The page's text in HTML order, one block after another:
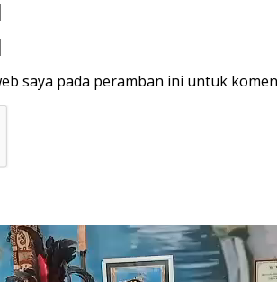
saya pada peramban ini untuk